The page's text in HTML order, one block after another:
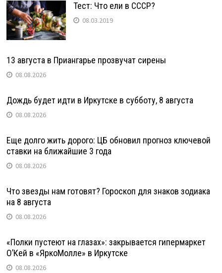
Тест: Что ели в СССР?
08.03.2019
13 августа в Приангарье прозвучат сирены
08.08.2026
Дождь будет идти в Иркутске в субботу, 8 августа
08.08.2026
Еще долго жить дорого: ЦБ обновил прогноз ключевой
ставки на ближайшие 3 года
08.08.2026
Что звезды нам готовят? Гороскоп для знаков зодиака
на 8 августа
08.08.2026
«Полки пустеют на глазах»: закрывается гипермаркет
О’Кей в «ЯркоМолле» в Иркутске
08.08.2026